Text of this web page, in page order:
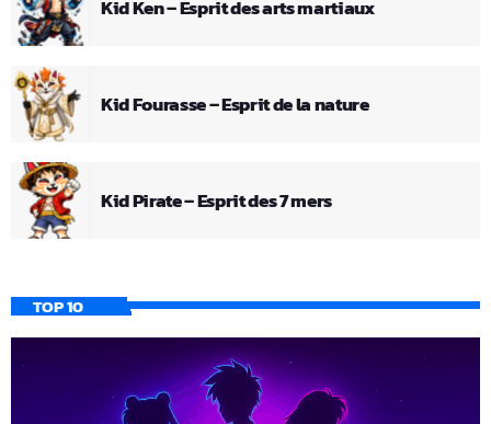
Kid Ken – Esprit des arts martiaux
Kid Fourasse – Esprit de la nature
Kid Pirate – Esprit des 7 mers
TOP 10